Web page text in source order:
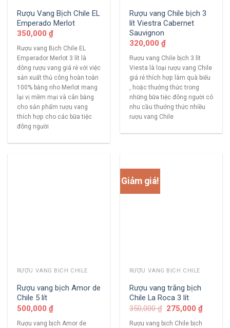
Rượu Vang Bịch Chile EL
Emperado Merlot
350,000 ₫
Rượu vang Bịch Chile EL
Emperador Merlot 3 lít là
dòng rượu vang giá rẻ với việc
sản xuất thủ công hoàn toàn
100% bằng nho Merlot mang
lại vị mềm mại và cân bằng
cho sản phẩm rượu vang
thích hợp cho các bữa tiệc
đông người
Rượu vang Chile bịch 3
lít Viestra Cabernet
Sauvignon
320,000 ₫
Rượu vang Chile bịch 3 lít
Viesta là loại rượu vang Chile
giá rẻ thích hợp làm quà biếu
, hoặc thưởng thức trong
những bữa tiệc đông người có
nhu cầu thưởng thức nhiều
rượu vang Chile
RƯỢU VANG BỊCH CHILE
Rượu vang bịch Amor de
Chile 5 lít
500,000 ₫
Rượu vang bịch Amor de
Giảm giá!
RƯỢU VANG BỊCH CHILE
Rượu vang trắng bịch
Chile La Roca 3 lít
350,000₫ 275,000₫
Rượu vang bịch Chile bịch